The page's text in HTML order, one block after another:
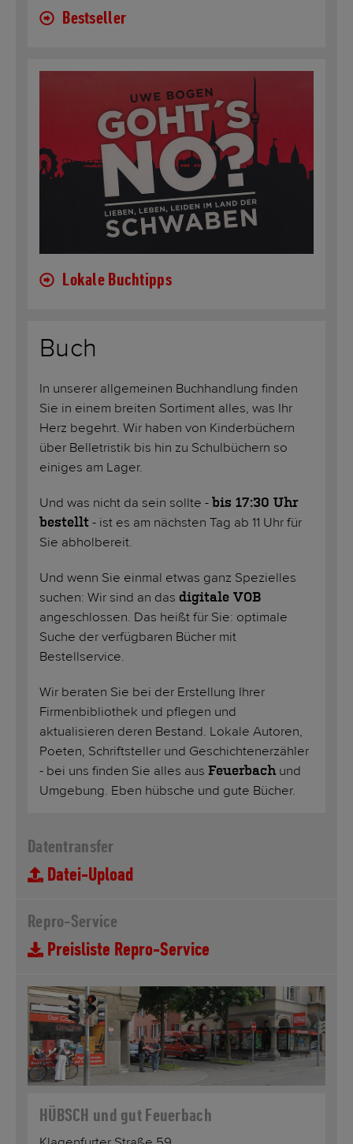
Bestseller
Lokale Buchtipps
Buch
In unserer allgemeinen Buchhandlung finden
Sie in einem breiten Sortiment alles, was Ihr
Herz begehrt. Wir haben von Kinderbüchern
über Belletristik bis hin zu Schulbüchern so
einiges am Lager.
Und was nicht da sein sollte - bis 17:30 Uhr
bestellt - ist es am nächsten Tag ab 11 Uhr für
Sie abholbereit.
Und wenn Sie einmal etwas ganz Spezielles
suchen: Wir sind an das digitale VOB
angeschlossen. Das heißt für Sie: optimale
Suche der verfügbaren Bücher mit
Bestellservice.
Wir beraten Sie bei der Erstellung Ihrer
Firmenbibliothek und pflegen und
aktualisieren deren Bestand. Lokale Autoren,
Poeten, Schriftsteller und Geschichtenerzähler
- bei uns finden Sie alles aus Feuerbachund
Umgebung. Eben hübsche und gute Bücher.
Datentransfer
Datei-Upload
Repro-Service
Preisliste Repro-Service
HÜBSCH und gut Feuerbach